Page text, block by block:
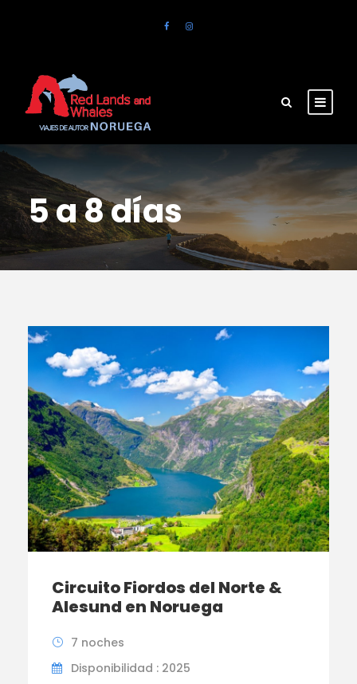
5 a 8 días
Circuito Fiordos del Norte &
Alesund en Noruega
7 noches
Disponibilidad : 2025